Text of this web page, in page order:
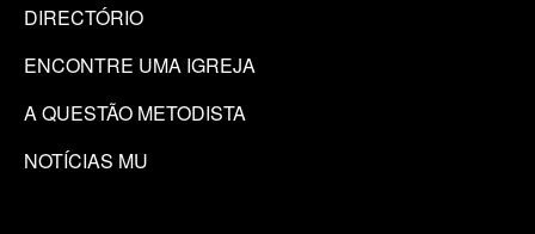
DIRECTÓRIO
ENCONTRE UMA IGREJA
A QUESTÃO METODISTA
NOTÍCIAS MU